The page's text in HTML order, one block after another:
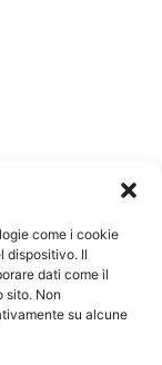
come i cookie
dispositivo. Il
dati come il
sito. Non
su alcune